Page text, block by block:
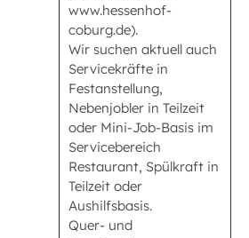
www.hessenhof-
coburg.de).
Wir suchen aktuell auch
Servicekräfte in
Festanstellung,
Nebenjobler in Teilzeit
oder Mini-Job-Basis im
Servicebereich
Restaurant, Spülkraft in
Teilzeit oder
Aushilfsbasis.
Quer- und